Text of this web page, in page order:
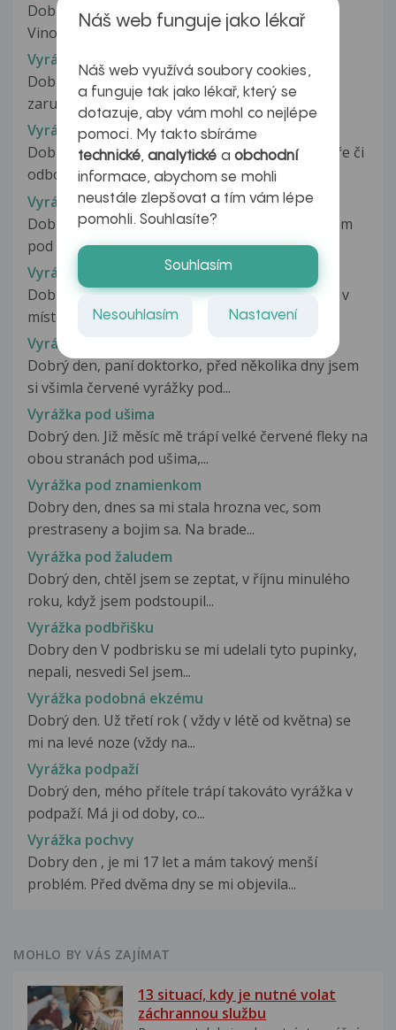
Dobrý den, než se dostanu na kožní ve
Vinohradech (kde jsou vždycky fronty na...
Vyrážka pod okem
Dobrý den, dcera má pod okem již 3 týden toto
zarudnutí, postupem času se pomaličku...
Vyrážka pod plenou u dítěte
Dobrý den, Rada bych znala názor i jiného lékaře či
odborníka na zdravotní...
Vyrážka pod prstýnky
Dobrý den, Už tak měsíc mě trápí něco jako exém
pod prstýnky. Prst nejdříve...
Vyrážka pod prsy
Dobrý den, poslední 2 týdny se mi na hrudníku, v
místech kde je lem podprsenky...
Vyrážka pod prsy
Dobrý den, paní doktorko, před několika dny jsem
si všimla červené vyrážky pod...
Vyrážka pod ušima
Dobrý den. Již měsíc mě trápí velké červené fleky na
obou stranách pod ušima,...
Vyrážka pod znamienkom
Dobry den, dnes sa mi stala hrozna vec, som
prestraseny a bojim sa. Na brade...
Vyrážka pod žaludem
Dobrý den, chtěl jsem se zeptat, v říjnu minulého
roku, když jsem podstoupil...
Vyrážka podbřišku
Dobry den V podbrisku se mi udelali tyto pupinky,
nepali, nesvedi Sel jsem...
Vyrážka podobná ekzému
Dobrý den. Už třetí rok ( vždy v létě od května) se
mi na levé noze (vždy na...
Vyrážka podpaží
Dobrý den, mého přítele trápí takováto vyrážka v
podpaží. Má ji od doby, co...
Vyrážka pochvy
Dobry den , je mi 17 let a mám takový menší
problém. Před dvěma dny se mi objevila...
MOHLO BY VÁS ZAJÍMAT
13 situací, kdy je nutné volat
záchrannou službu
Náš web funguje jako lékař
Náš web využívá soubory cookies,
a funguje tak jako lékař, který se
dotazuje, aby vám mohl co nejlépe
pomoci. My takto sbíráme
technické,analytické a obchodní
informace, abychom se mohli
neustále zlepšovat a tím vám lépe
pomohli. Souhlasíte?
Souhlasím
Nesouhlasím Nastavení